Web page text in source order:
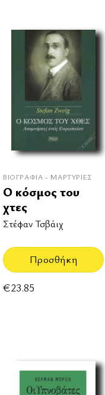
ΒΙΟΓΡΑΦΊΑ - ΜΑΡΤΥΡΊΕΣ
Ο κόσμος του
χτες
Στέφαν Τσβάιχ
Προσθήκη
€23.85